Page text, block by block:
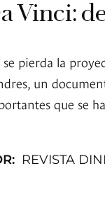
Vinci:
se pierda la
un
que se
REVISTA